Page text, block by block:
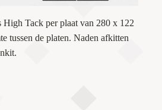
High Tack per plaat van 280 x 122
tussen de platen. Naden afkitten